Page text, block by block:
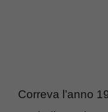
Correva l’anno